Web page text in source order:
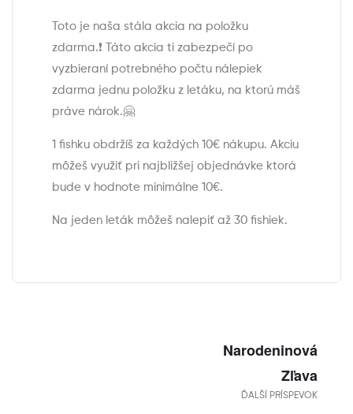
Toto je naša stála akcia na položku
zdarma.❗️ Táto akcia ti zabezpečí po
vyzbieraní potrebného počtu nálepiek
zdarma jednu položku z letáku, na ktorú máš
práve nárok.🤗
1 fishku obdržíš za každých 10€ nákupu. Akciu
môžeš využiť pri najbližšej objednávke ktorá
bude v hodnote minimálne 10€.
Na jeden leták môžeš nalepiť až 30 fishiek.
ĎALŠÍ PRÍSPEVOK
Narodeninová
Zľava